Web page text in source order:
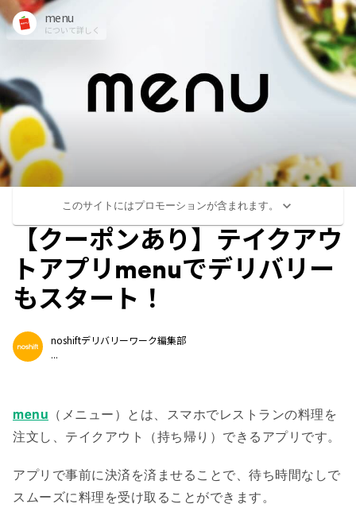
menu
について詳しく
このサイトにはプロモーションが含まれます。
【クーポンあり】テイクアウ
トアプリmenuでデリバリー
もスタート！
noshiftデリバリーワーク編集部
...
menu （メニュー）とは、スマホでレストランの料理を
注文し、テイクアウト（持ち帰り）できるアプリです。
アプリで事前に決済を済ませることで、待ち時間なしで
スムーズに料理を受け取ることができます。